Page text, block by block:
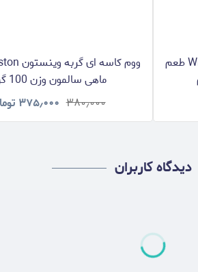
ووم کاسه ای گربه وینستون Winston طعم
ماهی سالمون وزن 100 گرم
۳۸۰٫۰۰۰ ۳۷۵٫۰۰۰
دیدگاه کاربران